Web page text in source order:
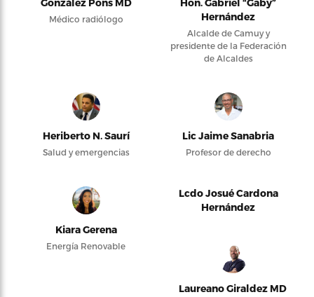
Médico radiólogo
Hernández
Alcalde de Camuy y
presidente de la Federación
de Alcaldes
Heriberto N. Saurí
Salud y emergencias
Lic Jaime Sanabria
Profesor de derecho
Kiara Gerena
Energía Renovable
Lcdo Josué Cardona
Hernández
Laureano Giraldez MD